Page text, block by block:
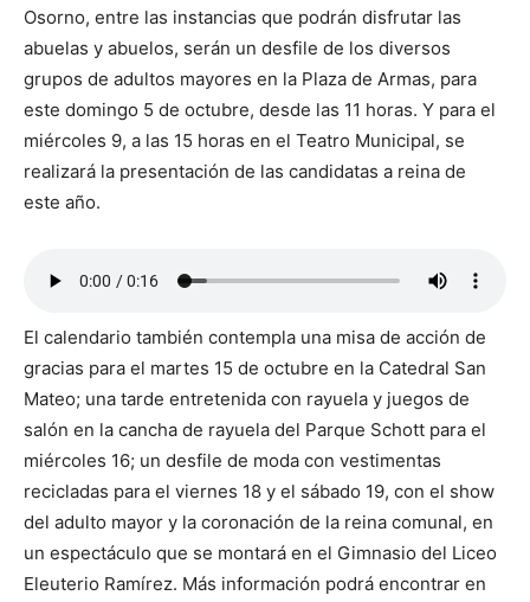
Osorno, entre las instancias que podrán disfrutar las
abuelas y abuelos, serán un desfile de los diversos
grupos de adultos mayores en la Plaza de Armas, para
este domingo 5 de octubre, desde las 11 horas. Y para el
miércoles 9, a las 15 horas en el Teatro Municipal, se
realizará la presentación de las candidatas a reina de
este año.
El calendario también contempla una misa de acción de
gracias para el martes 15 de octubre en la Catedral San
Mateo; una tarde entretenida con rayuela y juegos de
salón en la cancha de rayuela del Parque Schott para el
miércoles 16; un desfile de moda con vestimentas
recicladas para el viernes 18 y el sábado 19, con el show
del adulto mayor y la coronación de la reina comunal, en
un espectáculo que se montará en el Gimnasio del Liceo
Eleuterio Ramírez. Más información podrá encontrar en